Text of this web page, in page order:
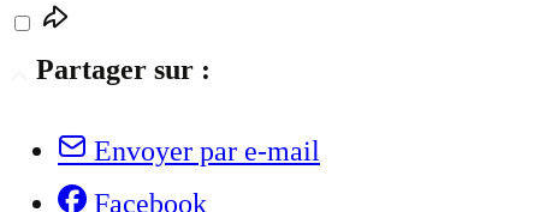
Partager sur :
Envoyer par e-mail
Facebook